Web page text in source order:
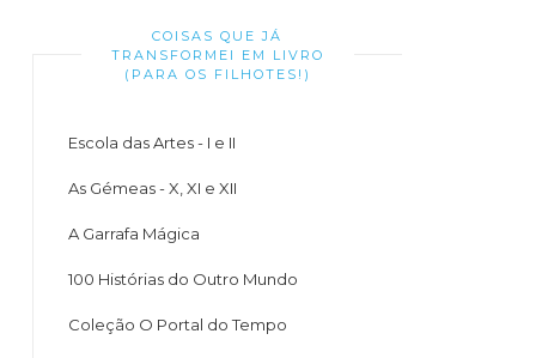
COISAS QUE JÁ
TRANSFORMEI EM LIVRO
(PARA OS FILHOTES!)
Escola das Artes - I e II
As Gémeas - X, XI e XII
A Garrafa Mágica
100 Histórias do Outro Mundo
Coleção O Portal do Tempo